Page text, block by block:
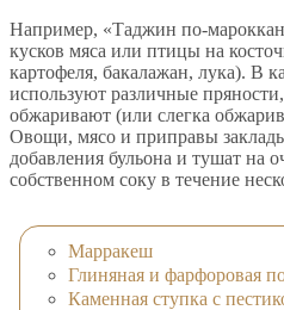
Например, «Таджин по-
кусков мяса или птицы на
картофеля, бакалажан, лука). В
используют различные
обжаривают (или слегка
Овощи, мясо и приправы
добавления бульона и тушат на
собственном соку в течение
Марракеш
Глиняная и фарфоровая
Каменная ступка с